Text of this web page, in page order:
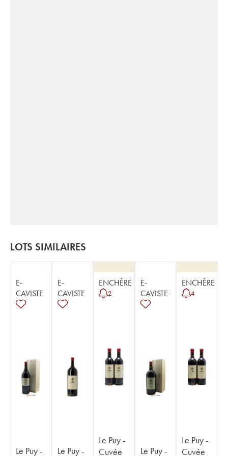
LOTS SIMILAIRES
E-
CAVISTE
Le Puy -
E-
CAVISTE
Le Puy -
ENCHÈRE
2
Le Puy -
Cuvée
E-
CAVISTE
Le Puy -
ENCHÈRE
4
Le Puy -
Cuvée